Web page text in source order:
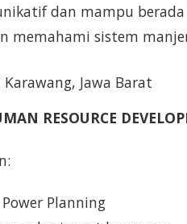
dan mampu
memahami sistem
Jawa Barat
RESOURCE
Planning